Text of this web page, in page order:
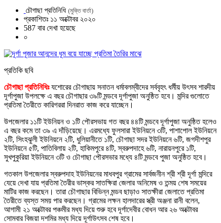
চৌগাছা প্রতিনিধি (মুক্তি বার্তা)
প্রকাশিতঃ ১১ অক্টোবর ২০২০
587 বার দেখা হয়েছে
০
প্রতিকি ছবি
চৌগাছা প্রতিনিধিঃ যশোরের চৌগাছায় সনাতন ধর্মাবলম্বীদের সর্ববৃহৎ ধর্মীয় উৎসব শারদীয়
দূর্গাপুজা উপলক্ষে এ বছর চৌগাছার ৩৯টি মন্ডবে দূর্গাপুজা অনুষ্ঠিত হবে। মন্দির গুলোতে
প্রতিমা তৈরীতে কারিগররা দিনরাত কাজ করে যাচ্ছেন।
উপজেলার ১১টি ইউনিয়ন ও ১টি পৌরসভায় গত বছর ৪৪টি মন্ডবে দূর্গাপুজা অনুষ্ঠিত হলেও
এ বছর কমে তা ৩৯ এ দাঁড়িয়েছে। এরমধ্যে ফুলসারা ইউনিয়নে ৩টি, পাশাপোল ইউনিয়নে
২টি, সিংহঝুলী ইউনিয়নে ২টি, ধুলিয়ানীতে ১টি, চৌগাছা সদর ইউনিয়নে ৬টি, জগদীশপুর
ইউনিয়নে ৫টি, পাতিবিলায় ২টি, হাকিমপুরে ৪টি, স্বরুপদাহে ৬টি, নারায়নপুরে ১টি,
সুখপুকুরিয়া ইউনিয়নে ৩টি ও চৌগাছা পৌরসভার মধ্যে ৪টি মন্ডবে পুজা অনুষ্ঠিত হবে।
গতকাল উপজেলার স্বরুপদাহ ইউনিয়নের মাধবপুর গ্রামের সার্বজনীন শ্রী শ্রী দূর্গা মন্দিরে
যেয়ে দেখা যায় প্রতিমা তৈরীর ভাস্কর সাতক্ষিরা জেলার অনিমেষ ও তন্ময় শেষ সময়ের
মাটির কাজ করছেন। তারা চৌগাছার বিভিন্ন মন্ডব ছাড়াও সাতক্ষীরা জেলাতে প্রতিমা
তৈরীতে ব্যস্ত সময় পার করছেন। গ্রামের লক্ষন হালদারের স্ত্রী অঞ্জনা রানী বলেন,
আগামী ২১ অক্টোবর পঞ্চমীর মধ্য দিয়ে শুরু হবে দূর্গাদেবীর বোধন আর ২৬ অক্টোবর
সোমবার বিজয়া দশমির মধ্য দিয়ে দূর্গাউৎসব শেষ হবে।